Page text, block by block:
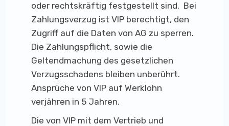
oder rechtskräftig festgestellt sind. Bei
Zahlungsverzug ist VIP berechtigt, den
Zugriff auf die Daten von AG zu sperren.
Die Zahlungspflicht, sowie die
Geltendmachung des gesetzlichen
Verzugsschadens bleiben unberührt.
Ansprüche von VIP auf Werklohn
verjähren in 5 Jahren.
Die von VIP mit dem Vertrieb und